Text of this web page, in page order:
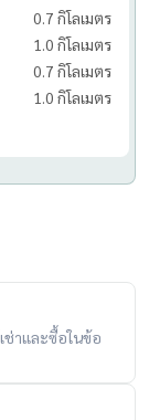
0.7 กิโลเมตร
1.0 กิโลเมตร
0.7 กิโลเมตร
1.0 กิโลเมตร
าและซื้อในข้อ